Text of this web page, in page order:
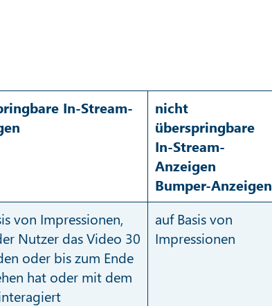
In-Stream-
nicht
überspringbare
In-Stream-
Anzeigen
Bumper-Anzeigen
von Impressionen,
Nutzer das Video 30
oder bis zum Ende
hat oder mit dem
auf Basis von
Impressionen